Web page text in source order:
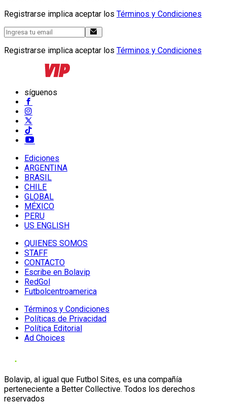
Registrarse implica aceptar los Términos y Condiciones
Registrarse implica aceptar los Términos y Condiciones
síguenos
Ediciones
ARGENTINA
BRASIL
CHILE
GLOBAL
MÉXICO
PERU
US ENGLISH
QUIENES SOMOS
STAFF
CONTACTO
Escribe en Bolavip
RedGol
Futbolcentroamerica
Términos y Condiciones
Políticas de Privacidad
Política Editorial
Ad Choices
Bolavip, al igual que Futbol Sites, es una compañía
perteneciente a Better Collective. Todos los derechos
reservados